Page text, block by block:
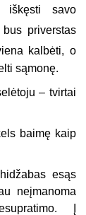
iškęsti savo
priverstas
kalbėti, o
sąmonę.
– tvirtai
baimę kaip
esąs
neįmanoma
Į